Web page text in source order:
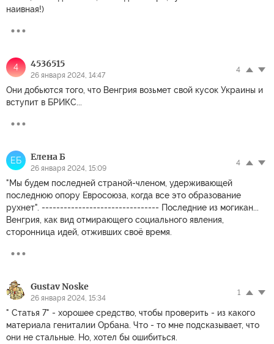
наивная!)
4 4536515
26 января 2024, 14:47
4
Они добьются того, что Венгрия возьмет свой кусок Украины и
вступит в БРИКС...
ЕБ Елена Б
26 января 2024, 15:09
4
"Мы будем последней страной-членом, удерживающей
последнюю опору Евросоюза, когда все это образование
рухнет". -------------------------------- Последние из могикан...
Венгрия, как вид отмирающего социального явления,
сторонница идей, отживших своё время.
Gustav Noske
26 января 2024, 15:34
1
" Статья 7" - хорошее средство, чтобы проверить - из какого
материала гениталии Орбана. Что - то мне подсказывает, что
они не стальные. Но, хотел бы ошибиться.